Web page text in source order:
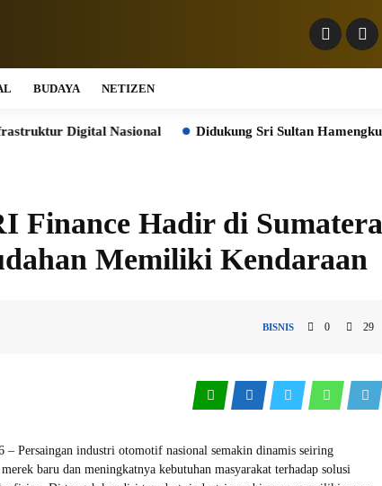
BUDAYA NETIZEN
Nasional Didukung Sri Sultan Hamengku Buwono
Finance Hadir di Sumatera
Memiliki Kendaraan
BISNIS 0 29
– Persaingan industri otomotif nasional semakin dinamis seiring
baru dan meningkatnya kebutuhan masyarakat terhadap solusi